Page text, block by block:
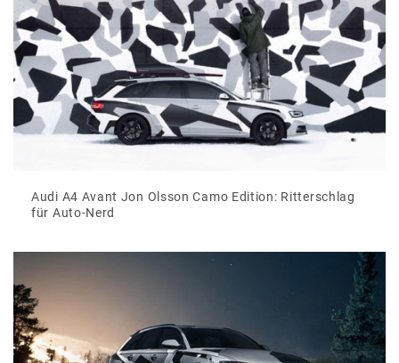
Audi A4 Avant Jon Olsson Camo Edition: Ritterschlag
für Auto-Nerd